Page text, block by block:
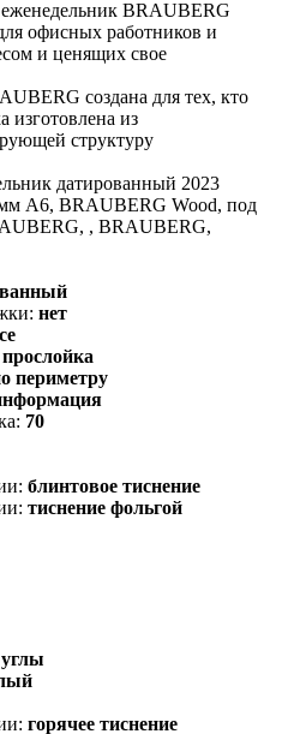
BRAUBERG
офисных работников и
и ценящих свое
создана для тех, кто
изготовлена из
структуру
датированный 2023
BRAUBERG Wood, под
, BRAUBERG,
нет
периметру
70
блинтовое тиснение
тиснение фольгой
горячее тиснение